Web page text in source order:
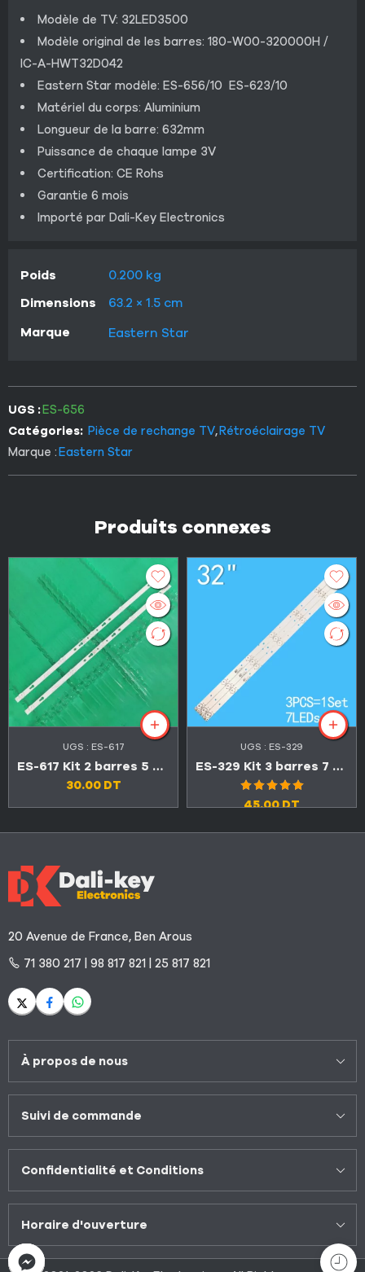
Modèle de TV: 32LED3500
Modèle original de les barres: 180-W00-320000H /
IC-A-HWT32D042
Eastern Star modèle: ES-656/10 ES-623/10
Matériel du corps: Aluminium
Longueur de la barre: 632mm
Puissance de chaque lampe 3V
Certification: CE Rohs
Garantie 6 mois
Importé par Dali-Key Electronics
Poids
0.200 kg
Dimensions
63.2 × 1.5 cm
Marque
Eastern Star
UGS :ES-656
Catégories: Pièce de rechange TV,Rétroéclairage TV
Marque :Eastern Star
Produits connexes
UGS : ES-617
ES-617 Kit 2 barres 5 LED 6V TV TCL 32″ 32D3000
30.00 DT
UGS : ES-329
ES-329 Kit 3 barres 7 LED 3V TV CONDOR 32″ LEDN32D52
Note5.00
sur 5
45.00DT
20 Avenue de France, Ben Arous
71 380 217 | 98 817 821 | 25 817 821
À propos de nous
Suivi de commande
Confidentialité et Conditions
Horaire d'ouverture